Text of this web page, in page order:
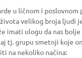
u ličnom i
velikog broja ljudi
imati ulogu da nas
tj. grupu smetnji koje
na nekoliko načina: